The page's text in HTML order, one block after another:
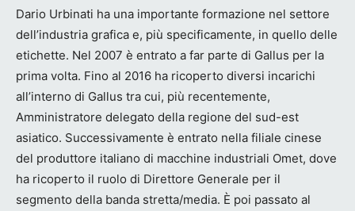
Dario Urbinati ha una importante formazione nel settore
dell’industria grafica e, più specificamente, in quello delle
etichette. Nel 2007 è entrato a far parte di Gallus per la
prima volta. Fino al 2016 ha ricoperto diversi incarichi
all’interno di Gallus tra cui, più recentemente,
Amministratore delegato della regione del sud-est
asiatico. Successivamente è entrato nella filiale cinese
del produttore italiano di macchine industriali Omet, dove
ha ricoperto il ruolo di Direttore Generale per il
segmento della banda stretta/media. È poi passato al